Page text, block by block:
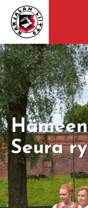
Seura ry